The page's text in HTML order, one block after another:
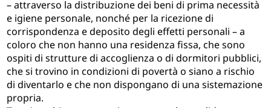
– attraverso la distribuzione dei beni di prima necessità
e igiene personale, nonché per la ricezione di
corrispondenza e deposito degli effetti personali – a
coloro che non hanno una residenza fissa, che sono
ospiti di strutture di accoglienza o di dormitori pubblici,
che si trovino in condizioni di povertà o siano a rischio
di diventarlo e che non dispongano di una sistemazione
propria.